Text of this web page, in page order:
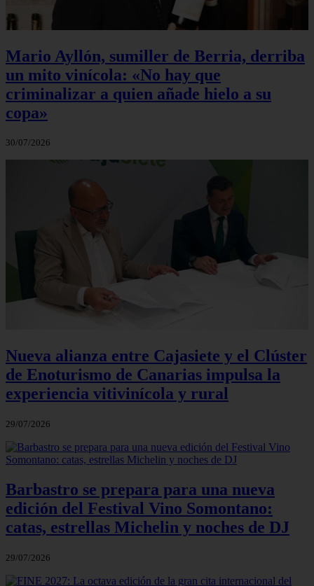
Mario Ayllón, sumiller de Berria, derriba
un mito vinícola: «No hay que
criminalizar a quien añade hielo a su
copa»
30/07/2026
Nueva alianza entre Cajasiete y el Clúster
de Enoturismo de Canarias impulsa la
experiencia vitivinícola y rural
29/07/2026
Barbastro se prepara para una nueva
edición del Festival Vino Somontano:
catas, estrellas Michelin y noches de DJ
29/07/2026